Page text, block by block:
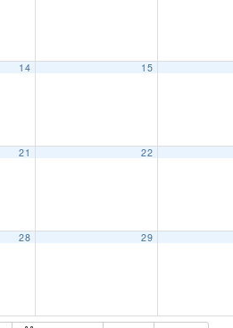
14 15
21 22
28 29